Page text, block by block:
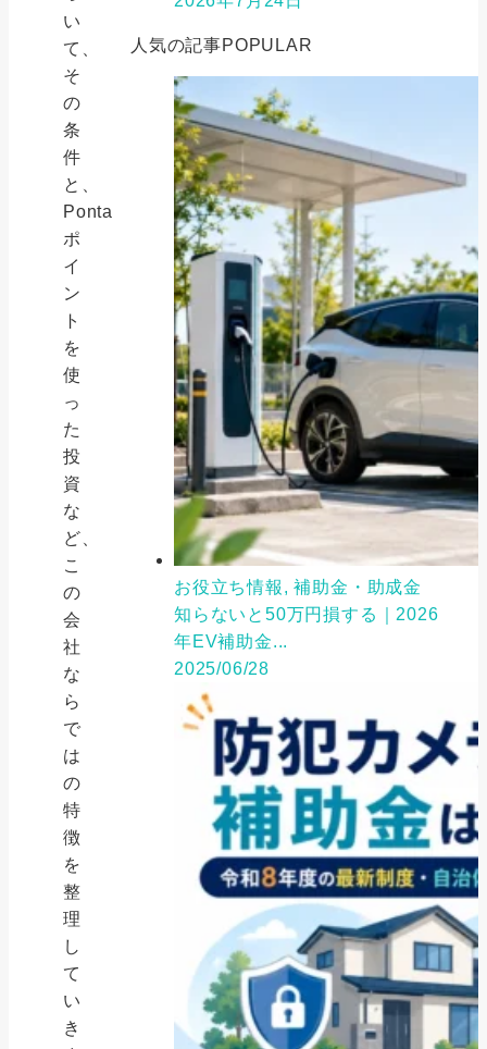
い
て、
そ
の
条
件
と、
Ponta
ポ
イ
ン
ト
を
使
っ
た
投
資
な
ど、
こ
の
会
社
な
ら
で
は
の
特
徴
を
整
理
し
て
い
き
人気の記事POPULAR
お役立ち情報, 補助金・助成金
知らないと50万円損する｜2026
年EV補助金...
2025/06/28